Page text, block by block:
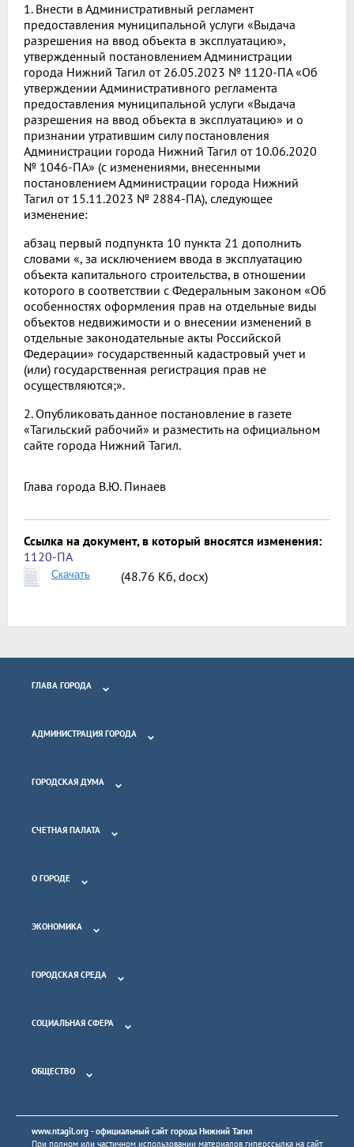
1. Внести в Административный регламент
предоставления муниципальной услуги «Выдача
разрешения на ввод объекта в эксплуатацию»,
утвержденный постановлением Администрации
города Нижний Тагил от 26.05.2023 № 1120-ПА «Об
утверждении Административного регламента
предоставления муниципальной услуги «Выдача
разрешения на ввод объекта в эксплуатацию» и о
признании утратившим силу постановления
Администрации города Нижний Тагил от 10.06.2020
№ 1046-ПА» (с изменениями, внесенными
постановлением Администрации города Нижний
Тагил от 15.11.2023 № 2884-ПА), следующее
изменение:
абзац первый подпункта 10 пункта 21 дополнить
словами «, за исключением ввода в эксплуатацию
объекта капитального строительства, в отношении
которого в соответствии с Федеральным законом «Об
особенностях оформления прав на отдельные виды
объектов недвижимости и о внесении изменений в
отдельные законодательные акты Российской
Федерации» государственный кадастровый учет и
(или) государственная регистрация прав не
осуществляются;».
2. Опубликовать данное постановление в газете
«Тагильский рабочий» и разместить на официальном
сайте города Нижний Тагил.
Глава города В.Ю. Пинаев
Ссылка на документ, в который вносятся изменения:
1120-ПА
Скачать (48.76 Кб, docx)
ГЛАВА ГОРОДА
АДМИНИСТРАЦИЯ ГОРОДА
ГОРОДСКАЯ ДУМА
СЧЕТНАЯ ПАЛАТА
О ГОРОДЕ
ЭКОНОМИКА
ГОРОДСКАЯ СРЕДА
СОЦИАЛЬНАЯ СФЕРА
ОБЩЕСТВО
www.ntagil.org - официальный сайт города Нижний Тагил
При полном или частичном использовании материалов гиперссылка на сайт